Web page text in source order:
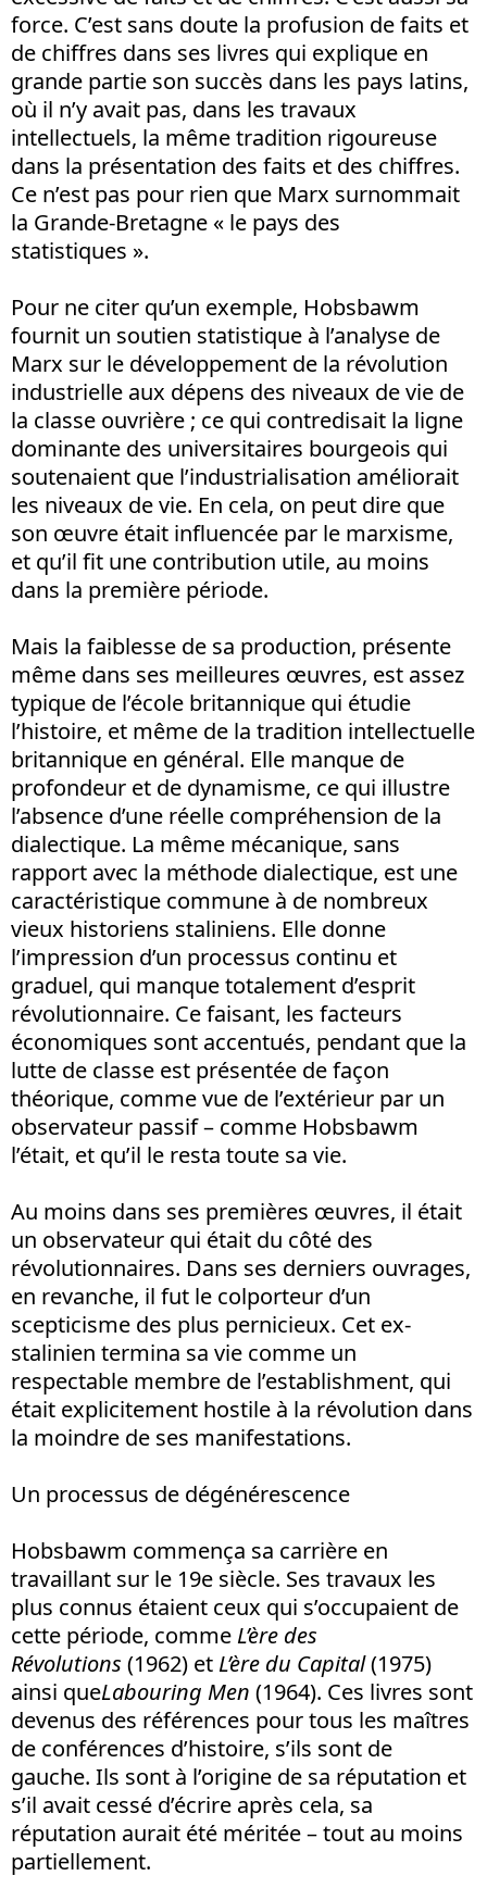
force. C’est sans doute la profusion de faits et
de chiffres dans ses livres qui explique en
grande partie son succès dans les pays latins,
où il n’y avait pas, dans les travaux
intellectuels, la même tradition rigoureuse
dans la présentation des faits et des chiffres.
Ce n’est pas pour rien que Marx surnommait
la Grande-Bretagne « le pays des
statistiques ».
Pour ne citer qu’un exemple, Hobsbawm
fournit un soutien statistique à l’analyse de
Marx sur le développement de la révolution
industrielle aux dépens des niveaux de vie de
la classe ouvrière ; ce qui contredisait la ligne
dominante des universitaires bourgeois qui
soutenaient que l’industrialisation améliorait
les niveaux de vie. En cela, on peut dire que
son œuvre était influencée par le marxisme,
et qu’il fit une contribution utile, au moins
dans la première période.
Mais la faiblesse de sa production, présente
même dans ses meilleures œuvres, est assez
typique de l’école britannique qui étudie
l’histoire, et même de la tradition intellectuelle
britannique en général. Elle manque de
profondeur et de dynamisme, ce qui illustre
l’absence d’une réelle compréhension de la
dialectique. La même mécanique, sans
rapport avec la méthode dialectique, est une
caractéristique commune à de nombreux
vieux historiens staliniens. Elle donne
l’impression d’un processus continu et
graduel, qui manque totalement d’esprit
révolutionnaire. Ce faisant, les facteurs
économiques sont accentués, pendant que la
lutte de classe est présentée de façon
théorique, comme vue de l’extérieur par un
observateur passif – comme Hobsbawm
l’était, et qu’il le resta toute sa vie.
Au moins dans ses premières œuvres, il était
un observateur qui était du côté des
révolutionnaires. Dans ses derniers ouvrages,
en revanche, il fut le colporteur d’un
scepticisme des plus pernicieux. Cet ex-
stalinien termina sa vie comme un
respectable membre de l’establishment, qui
était explicitement hostile à la révolution dans
la moindre de ses manifestations.
Un processus de dégénérescence
Hobsbawm commença sa carrière en
travaillant sur le 19e siècle. Ses travaux les
plus connus étaient ceux qui s’occupaient de
cette période, comme L’ère des
Révolutions (1962) et L’ère du Capital(1975)
ainsi queLabouring Men (1964). Ces livres sont
devenus des références pour tous les maîtres
de conférences d’histoire, s’ils sont de
gauche. Ils sont à l’origine de sa réputation et
s’il avait cessé d’écrire après cela, sa
réputation aurait été méritée – tout au moins
partiellement.